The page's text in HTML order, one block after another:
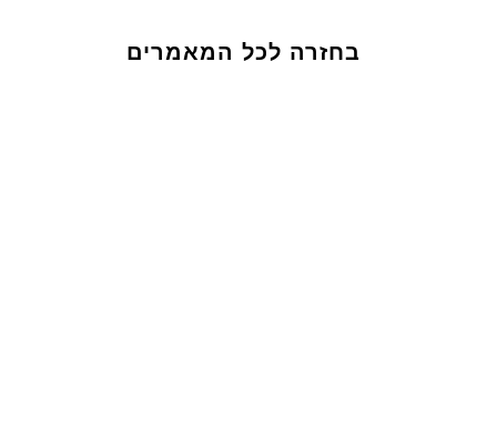
בחזרה לכל המאמרים